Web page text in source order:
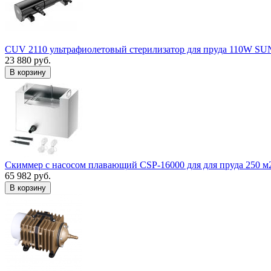
CUV 2110 ультрафиолетовый стерилизатор для пруда 110W
23 880 руб.
В корзину
Скиммер с насосом плавающий CSP-16000 для для пруда 250
65 982 руб.
В корзину